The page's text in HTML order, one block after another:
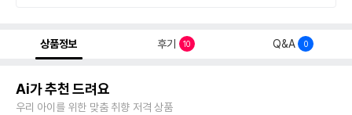
상품정보 후기 10 Q&A 0
Ai가 추천 드려요
우리 아이를 위한 맞춤 취향 저격 상품